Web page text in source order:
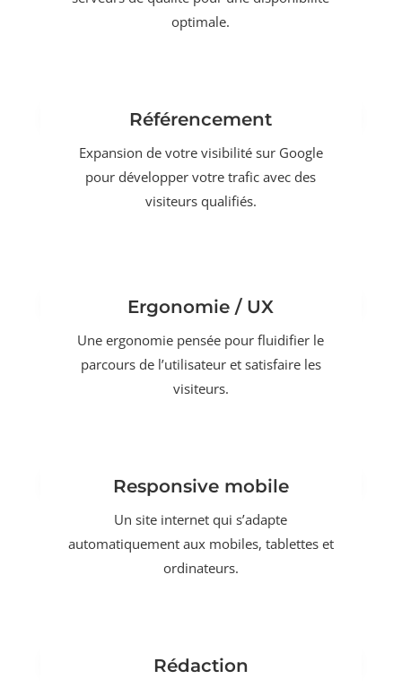
optimale.
Référencement
Expansion de votre visibilité sur Google
pour développer votre trafic avec des
visiteurs qualifiés.
Ergonomie / UX
Une ergonomie pensée pour fluidifier le
parcours de l’utilisateur et satisfaire les
visiteurs.
Responsive mobile
Un site internet qui s’adapte
automatiquement aux mobiles, tablettes et
ordinateurs.
Rédaction